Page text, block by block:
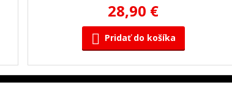
28,90 €
Pridať do košíka